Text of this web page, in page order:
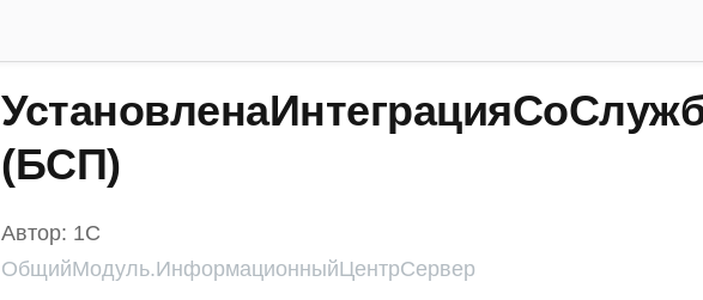
(БСП)
Автор: 1С
ОбщийМодуль.ИнформационныйЦентрСервер